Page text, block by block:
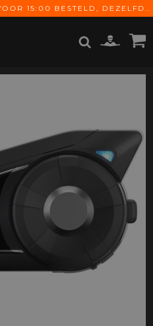
OP ONZE WERKDAGEN VOOR 15:00 BESTELD, DEZELFDE DAG VERZONDEN! GRATIS VERZENDING VANAF € 65,-